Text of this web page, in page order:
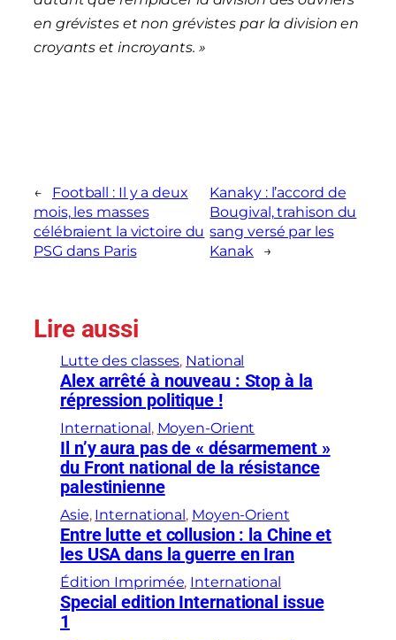
en grévistes et non grévistes par la division en
croyants et incroyants. »
←
Football : Il y a deux
mois, les masses
célébraient la victoire du
PSG dans Paris
Kanaky : l’accord de
Bougival, trahison du
sang versé par les
Kanak
→
Lire aussi
Lutte des classes, National
Alex arrêté à nouveau : Stop à la
répression politique !
International , Moyen-Orient
Il n’y aura pas de « désarmement »
du Front national de la résistance
palestinienne
Asie, International , Moyen-Orient
Entre lutte et collusion : la Chine et
les USA dans la guerre en Iran
Édition Imprimée, International
Special edition International issue
1